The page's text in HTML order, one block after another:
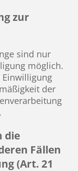
zur
sind nur
möglich.
Einwilligung
der
die
Fällen
(Art. 21